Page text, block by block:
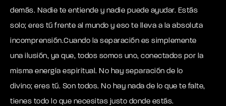
demás. Nadie te entiende y nadie puede ayudar. Estás
solo; eres tú frente al mundo y eso te lleva a la absoluta
incomprensión.Cuando la separación es simplemente
una ilusión, ya que, todos somos uno, conectados por la
misma energía espiritual. No hay separación de lo
divino; eres tú. Son todos. No hay nada de lo que te falte,
tienes todo lo que necesitas justo donde estás.